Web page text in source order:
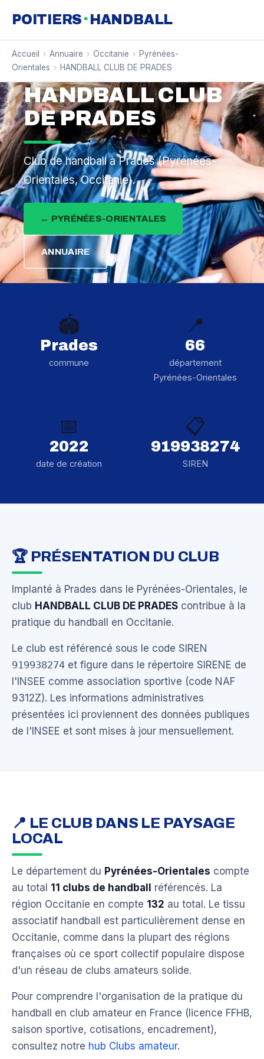
POITIERS · HANDBALL
Accueil › Annuaire › Occitanie › Pyrénées-
Orientales › HANDBALL CLUB DE PRADES
HANDBALL CLUB
DE PRADES
Club de handball à Prades (Pyrénées-
Orientales, Occitanie).
← PYRÉNÉES-ORIENTALES
ANNUAIRE
🏟️
Prades
commune
📍
66
département
Pyrénées-Orientales
📅
2022
date de création
📋
919938274
SIREN
🏆 PRÉSENTATION DU CLUB
Implanté à Prades dans le Pyrénées-Orientales, le
club HANDBALL CLUB DE PRADES contribue à la
pratique du handball en Occitanie.
Le club est référencé sous le code SIREN
919938274 et figure dans le répertoire SIRENE de
l'INSEE comme association sportive (code NAF
9312Z). Les informations administratives
présentées ici proviennent des données publiques
de l'INSEE et sont mises à jour mensuellement.
📍 LE CLUB DANS LE PAYSAGE
LOCAL
Le département du Pyrénées-Orientales compte
au total 11 clubs de handball
référencés. La
région Occitanie en compte 132 au total. Le tissu
associatif handball est particulièrement dense en
Occitanie, comme dans la plupart des régions
françaises où ce sport collectif populaire dispose
d'un réseau de clubs amateurs solide.
Pour comprendre l'organisation de la pratique du
handball en club amateur en France (licence FFHB,
saison sportive, cotisations, encadrement),
consultez notre hub Clubs amateur.